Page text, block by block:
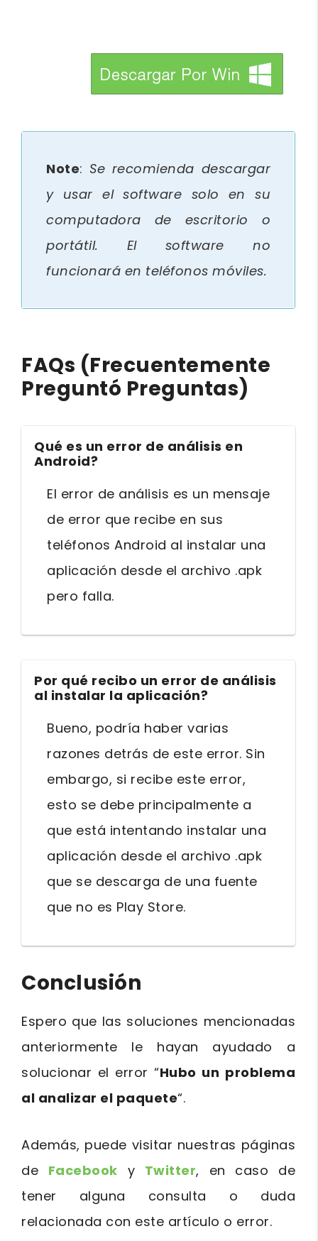
Note: Se recomienda descargar
y usar el software solo en su
computadora de escritorio o
portátil. El software no
funcionará en teléfonos móviles.
FAQs (Frecuentemente
Preguntó Preguntas)
Qué es un error de análisis en
Android?
El error de análisis es un mensaje
de error que recibe en sus
teléfonos Android al instalar una
aplicación desde el archivo .apk
pero falla.
Por qué recibo un error de análisis
al instalar la aplicación?
Bueno, podría haber varias
razones detrás de este error. Sin
embargo, si recibe este error,
esto se debe principalmente a
que está intentando instalar una
aplicación desde el archivo .apk
que se descarga de una fuente
que no es Play Store.
Conclusión
Espero que las soluciones mencionadas
anteriormente le hayan ayudado a
solucionar el error “Hubo un problema
al analizar el paquete“.
Además, puede visitar nuestras páginas
de Facebook y Twitter, en caso de
tener alguna consulta o duda
relacionada con este artículo o error.